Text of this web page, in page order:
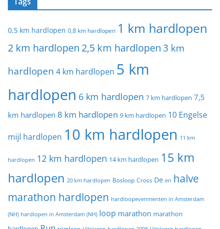
0,5 km hardlopen 0,8 km hardlopen 1 km hardlopen
2 km hardlopen 2,5 km hardlopen 3 km
hardlopen 4 km hardlopen 5 km
hardlopen 6 km hardlopen 7 km hardlopen 7,5
km hardlopen 8 km hardlopen 9 km hardlopen 10 Engelse
mijl hardlopen 10 km hardlopen 11 km
hardlopen 12 km hardlopen 14 km hardlopen 15 km
hardlopen 20 km hardlopen Bosloop Cross De en halve
marathon hardlopen hardloopevenmenten in Amsterdam
(NH) hardlopen in Amsterdam (NH) loop marathon marathon